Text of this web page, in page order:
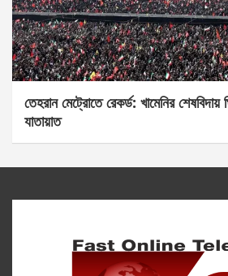
তেহরান মেট্রোতে রেকর্ড: খামেনির শেষবিদায়
যাতায়াত